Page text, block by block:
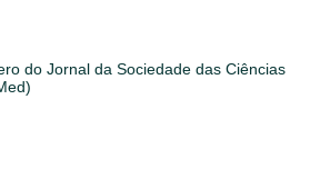
do Jornal da Sociedade das Ciências